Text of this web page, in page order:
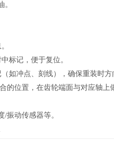
标记，便于复位。
如冲点、刻线），确保重装时方
的位置，在齿轮端面与对应轴
振动传感器等。